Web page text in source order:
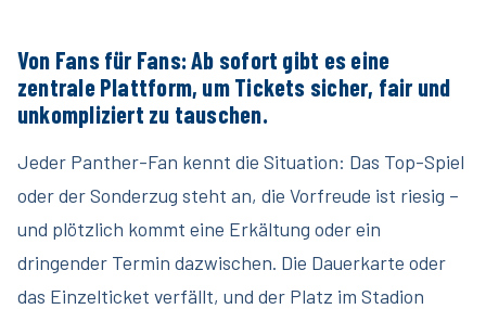
Von Fans für Fans: Ab sofort gibt es eine
zentrale Plattform, um Tickets sicher, fair und
unkompliziert zu tauschen.
Jeder Panther-Fan kennt die Situation: Das Top-Spiel
oder der Sonderzug steht an, die Vorfreude ist riesig –
und plötzlich kommt eine Erkältung oder ein
dringender Termin dazwischen. Die Dauerkarte oder
das Einzelticket verfällt, und der Platz im Stadion